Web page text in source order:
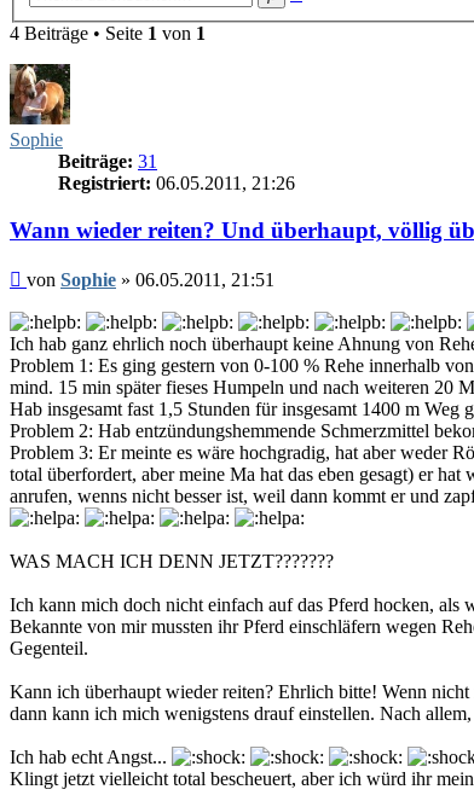
4 Beiträge • Seite 1 von 1
Sophie
Beiträge: 31
Registriert: 06.05.2011, 21:26
Wann wieder reiten? Und überhaupt, völlig
Beitrag
von Sophie » 06.05.2011, 21:51
Ich hab ganz ehrlich noch überhaupt keine Ahnung von
Problem 1: Es ging gestern von 0-100 % Rehe innerhalb
mind. 15 min später fieses Humpeln und nach weiteren 20
Hab insgesamt fast 1,5 Stunden für insgesamt 1400 m Weg
Problem 2: Hab entzündungshemmende Schmerzmittel
Problem 3: Er meinte es wäre hochgradig, hat aber weder
total überfordert, aber meine Ma hat das eben gesagt) er
anrufen, wenns nicht besser ist, weil dann kommt er und
WAS MACH ICH DENN JETZT???????
Ich kann mich doch nicht einfach auf das Pferd hocken, als
Bekannte von mir mussten ihr Pferd einschläfern wegen
Gegenteil.
Kann ich überhaupt wieder reiten? Ehrlich bitte! Wenn
dann kann ich mich wenigstens drauf einstellen. Nach
Ich hab echt Angst...
Klingt jetzt vielleicht total bescheuert, aber ich würd ihr